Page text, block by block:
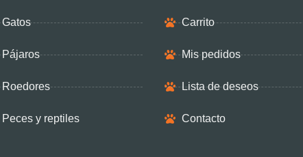
Gatos
Pájaros
Roedores
Peces y reptiles
Carrito
Mis pedidos
Lista de deseos
Contacto